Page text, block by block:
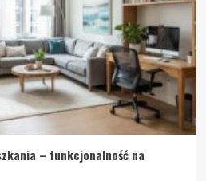
– funkcjonalność na